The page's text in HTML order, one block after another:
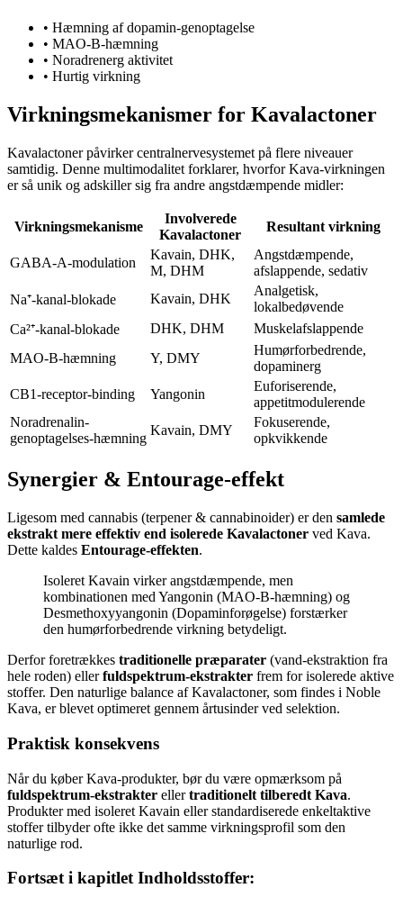
• Hæmning af dopamin-genoptagelse
• MAO-B-hæmning
• Noradrenerg aktivitet
• Hurtig virkning
Virkningsmekanismer for Kavalactoner
Kavalactoner påvirker centralnervesystemet på flere niveauer
samtidig. Denne multimodalitet forklarer, hvorfor Kava-virkningen
er så unik og adskiller sig fra andre angstdæmpende midler:
Virkningsmekanisme
Involverede
Kavalactoner
Resultant virkning
GABA-A-modulation
Kavain, DHK,
M, DHM
Angstdæmpende,
afslappende, sedativ
Na⁺-kanal-blokade
Kavain, DHK
Analgetisk,
lokalbedøvende
Ca²⁺-kanal-blokade
DHK, DHM
Muskelafslappende
MAO-B-hæmning
Y, DMY
Humørforbedrende,
dopaminerg
CB1-receptor-binding
Yangonin
Euforiserende,
appetitmodulerende
Noradrenalin-
genoptagelses-hæmning
Kavain, DMY
Fokuserende,
opkvikkende
Synergier & Entourage-effekt
Ligesom med cannabis (terpener & cannabinoider) er den samlede
ekstrakt mere effektiv end isolerede Kavalactoner ved Kava.
Dette kaldes Entourage-effekten.
Isoleret Kavain virker angstdæmpende, men
kombinationen med Yangonin (MAO-B-hæmning) og
Desmethoxyyangonin (Dopaminforøgelse) forstærker
den humørforbedrende virkning betydeligt.
Derfor foretrækkes traditionelle præparater (vand-ekstraktion fra
hele roden) ellerfuldspektrum-ekstrakter frem for isolerede aktive
stoffer. Den naturlige balance af Kavalactoner, som findes i Noble
Kava, er blevet optimeret gennem årtusinder ved selektion.
Praktisk konsekvens
Når du køber Kava-produkter, bør du være opmærksom på
fuldspektrum-ekstrakter ellertraditionelt tilberedt Kava.
Produkter med isoleret Kavain eller standardiserede enkeltaktive
stoffer tilbyder ofte ikke det samme virkningsprofil som den
naturlige rod.
Fortsæt i kapitlet Indholdsstoffer: